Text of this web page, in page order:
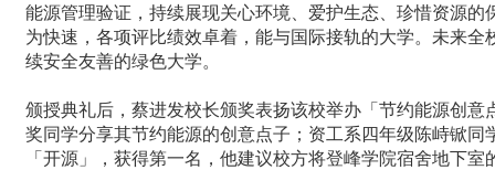
能源管理验证，持续展现关心环境、爱护生态、珍惜资源的
为快速，各项评比绩效卓着，能与国际接轨的大学。未来全
续安全友善的绿色大学。
颁授典礼后，蔡进发校长颁奖表扬该校举办「节约能源创意
奖同学分享其节约能源的创意点子；资工系四年级陈峙锨同
「开源」，获得第一名，他建议校方将登峰学院宿舍地下